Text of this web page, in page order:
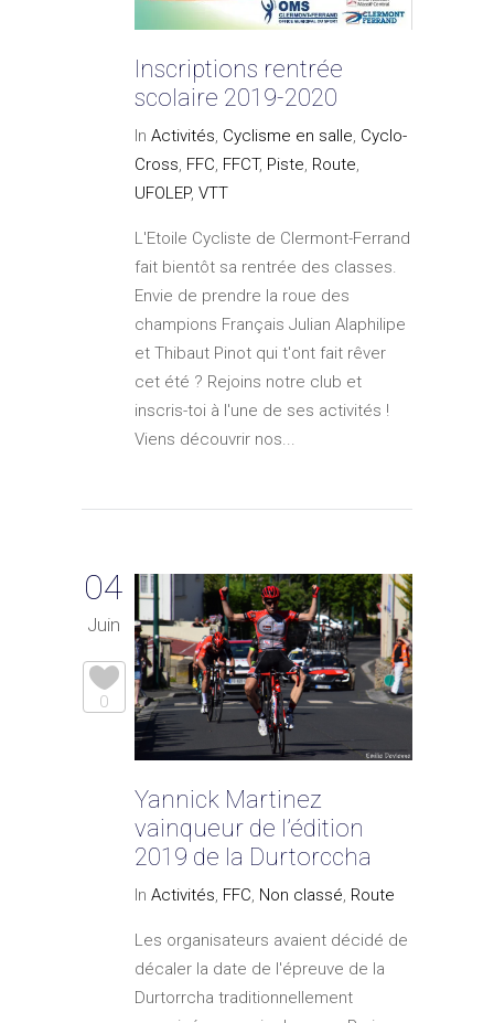
Inscriptions rentrée
scolaire 2019-2020
In Activités, Cyclisme en salle, Cyclo-
Cross, FFC, FFCT, Piste, Route,
UFOLEP, VTT
L'Etoile Cycliste de Clermont-Ferrand
fait bientôt sa rentrée des classes.
Envie de prendre la roue des
champions Français Julian Alaphilipe
et Thibaut Pinot qui t'ont fait rêver
cet été ? Rejoins notre club et
inscris-toi à l'une de ses activités !
Viens découvrir nos...
04
Juin
0
Yannick Martinez
vainqueur de l’édition
2019 de la Durtorccha
In Activités FFC Non classé Route
Les organisateurs avaient décidé de
décaler la date de l'épreuve de la
Durtorrcha traditionnellement